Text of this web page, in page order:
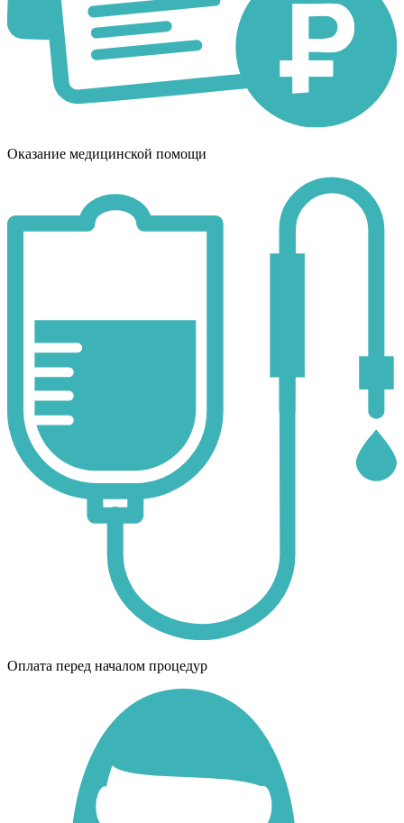
Оказание медицинской помощи
Оплата перед началом процедур